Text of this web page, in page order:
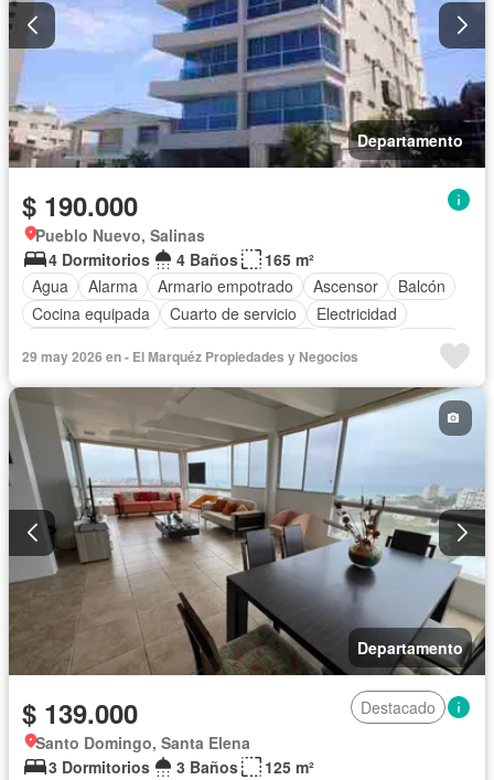
Departamento
$ 190.000
Pueblo Nuevo, Salinas
4 Dormitorios
4 Baños
165 m²
Agua
Alarma Armario empotrado Ascensor
Balcón
Cocina equipada
Cuarto de servicio
Electricidad
Piscina
Conserje
Seguridad Terraza
Vista panorámica
Parcialmente amoblado
29 may 2026 en - El Marquéz Propiedades y Negocios
Departamento
$ 139.000
Destacado
Santo Domingo, Santa Elena
3 Dormitorios
3 Baños
125 m²